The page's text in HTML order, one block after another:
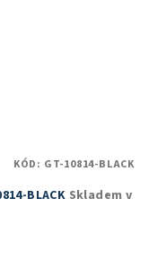
BLACK Skladem v
KÓD: GT-10814-BLACK